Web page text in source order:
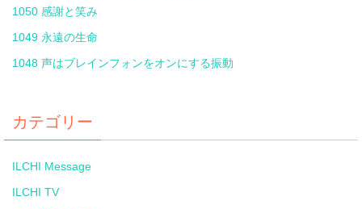
1050 感謝と笑み
1049 永遠の生命
1048 声はブレインフォンをオンにする振動
カテゴリー
ILCHI Message
ILCHI TV